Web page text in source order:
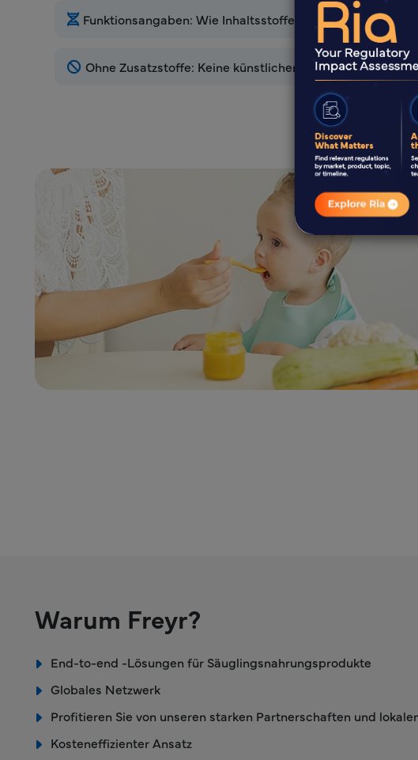
Funktionsangaben: Wie Inhaltsstoffe wirken
Ohne Zusatzstoffe: Keine künstlichen Farbstoffe
Warum Freyr?
End-to-end -Lösungen für Säuglingsnahrungsprodukte
Globales Netzwerk
Profitieren Sie von unseren starken Partnerschaften und
Kosteneffizienter Ansatz